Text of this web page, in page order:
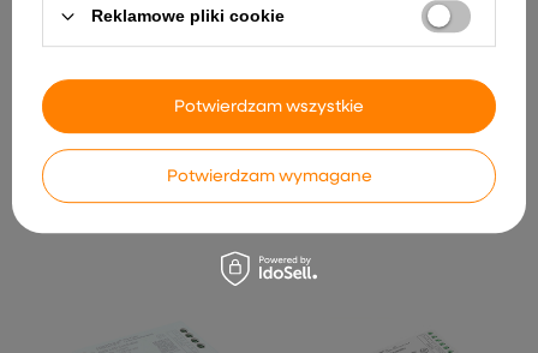
MiBoxer TRI-K1 obrotowy
Ściemniacz Triac pilot
Żarówki
81,17 zł
Cyfrowa taśma LED RGB
94,99 zł
Reklamowe pliki cookie
Potwierdzam wymagane
Potwierdzam wszystkie